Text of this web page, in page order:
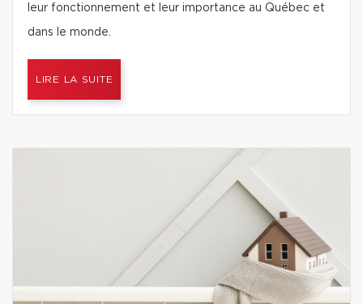
leur fonctionnement et leur importance au Québec et
dans le monde.
LIRE LA SUITE